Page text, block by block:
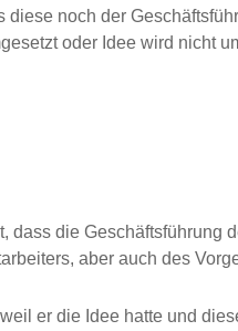
noch der
oder Idee wird nicht
dass die Geschäftsführung
aber auch des
er die Idee hatte und